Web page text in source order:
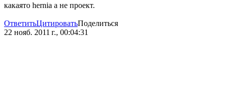
какаято hernia а не проект.
ОтветитьЦитироватьПоделиться
22 нояб. 2011 г., 00:04:31